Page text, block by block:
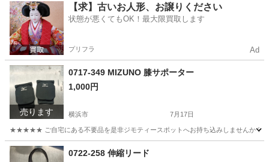
神奈川 調理器具 リユース
【求】古いお人形、お譲りください
状態が悪くてもOK！最大限買取します
プリフラ Ad
売ります
0717-349 MIZUNO 膝サポーター
1,000円
横浜市 7月17日
★★★★★ ご自宅にある不要品を是非ジモティースポットへお持ち込みしませんか？
神奈川 横浜市 MIZUNO
0722-258 伸縮リード